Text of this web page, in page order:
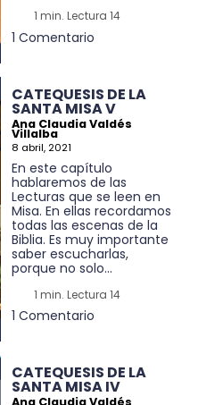
1 min. Lectura 14
1 Comentario
CATEQUESIS DE LA
SANTA MISA V
Ana Claudia Valdés
Villalba
8 abril, 2021
En este capítulo
hablaremos de las
Lecturas que se leen en
Misa. En ellas recordamos
todas las escenas de la
Biblia. Es muy importante
saber escucharlas,
porque no solo...
1 min. Lectura 14
1 Comentario
CATEQUESIS DE LA
SANTA MISA IV
Ana Claudia Valdés